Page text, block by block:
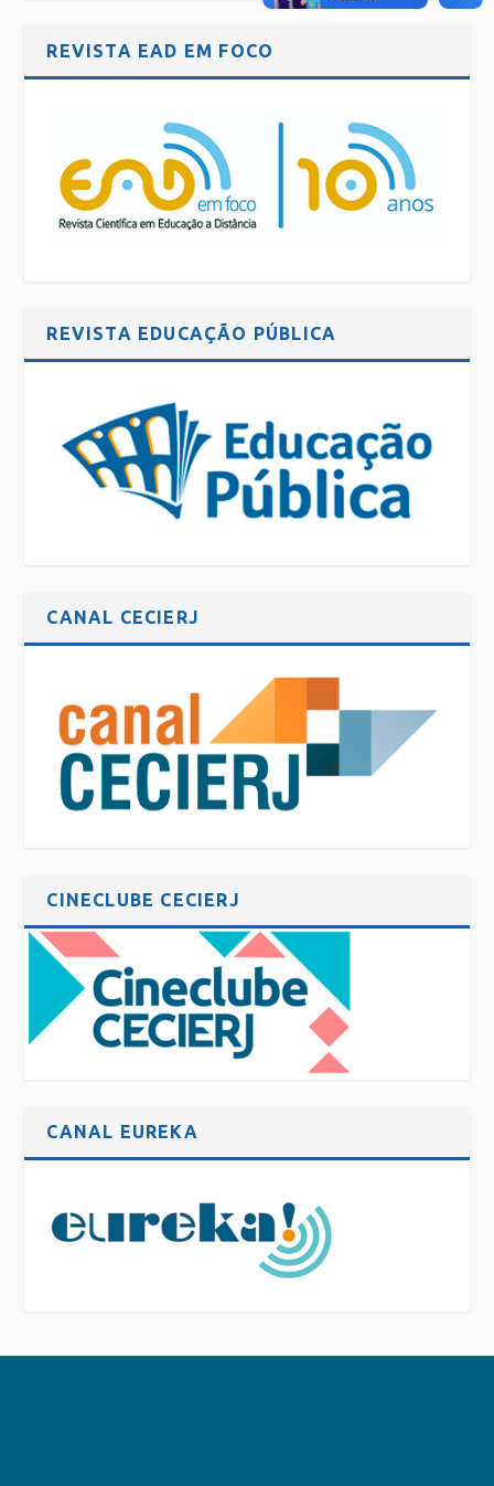
REVISTA EAD EM FOCO
REVISTA EDUCAÇÃO PÚBLICA
CANAL CECIERJ
CINECLUBE CECIERJ
CANAL EUREKA